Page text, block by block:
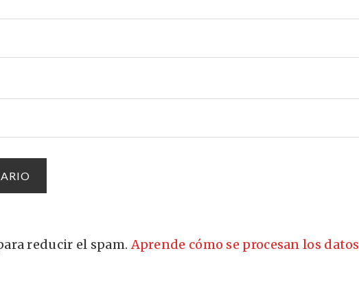
reducir el spam.Aprende cómo se procesan los datos